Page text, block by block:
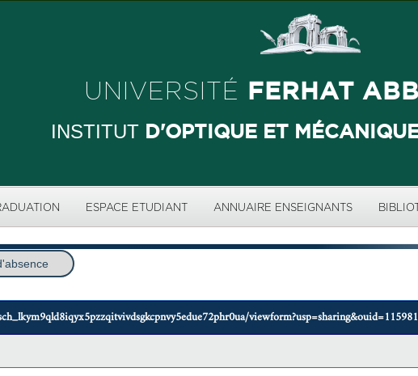
UNIVERSITÉ FERHAT
INSTITUT D'OPTIQUE ET
ESPACE ETUDIANT ANNUAIRE ENSEIGNANTS